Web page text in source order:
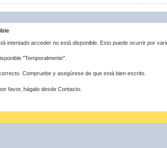
intentado acceder no está disponible. Esto puede ocurrir por
"Temporalmente".
Compruebe y asegúrese de que está bien escrito.
favor, hágalo desde Contacto.